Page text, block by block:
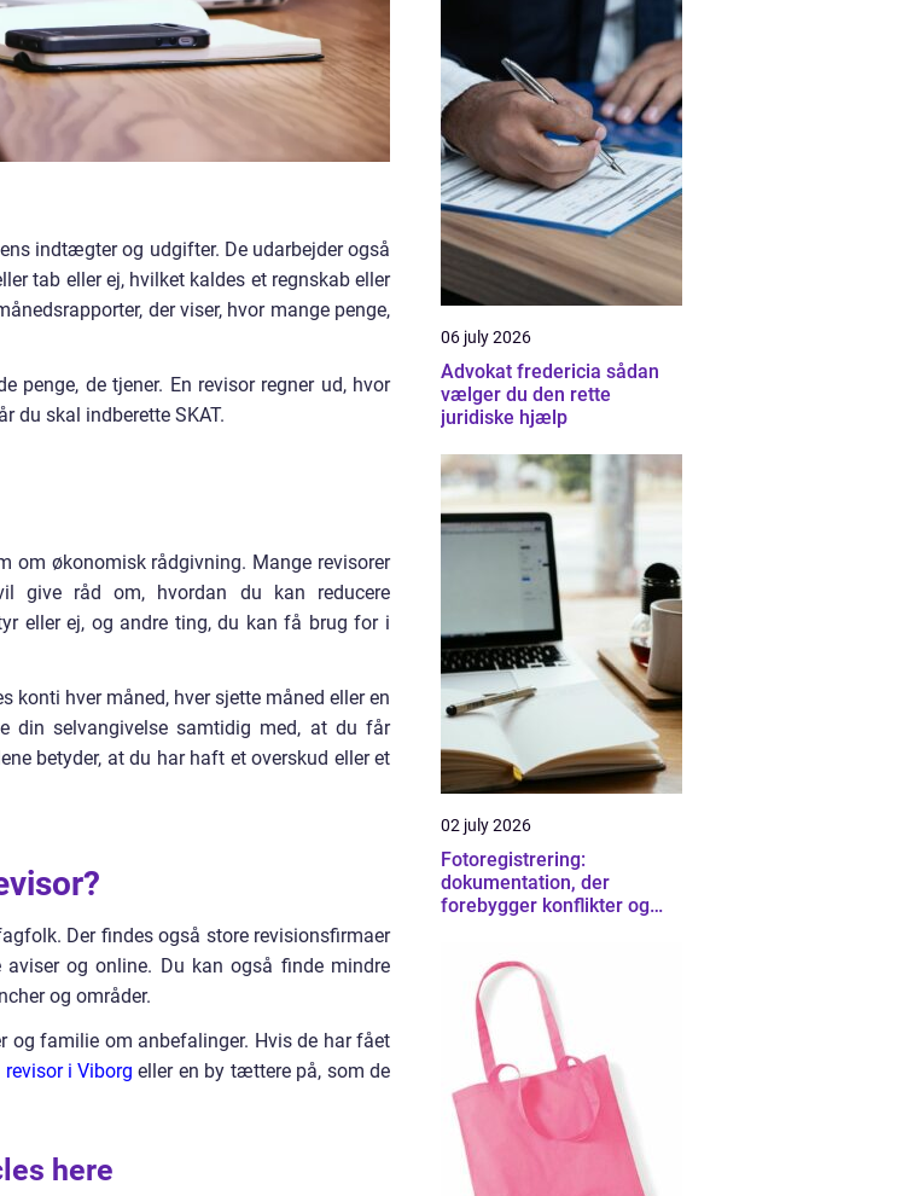
indtægter og udgifter. De udarbejder også
tab eller ej, hvilket kaldes et regnskab eller
der viser, hvor mange penge,
penge, de tjener. En revisor regner ud, hvor
du skal indberette SKAT.
om økonomisk rådgivning. Mange revisorer
give råd om, hvordan du kan reducere
eller ej, og andre ting, du kan få brug for i
konti hver måned, hver sjette måned eller en
din selvangivelse samtidig med, at du får
betyder, at du har haft et overskud eller et
Der findes også store revisionsfirmaer
og online. Du kan også finde mindre
og områder.
og familie om anbefalinger. Hvis de har fået
revisor i Viborg eller en by tættere på, som de
here
06 july 2026
Advokat fredericia sådan
vælger du den rette
juridiske hjælp
02 july 2026
Fotoregistrering:
dokumentation, der
forebygger konflikter og